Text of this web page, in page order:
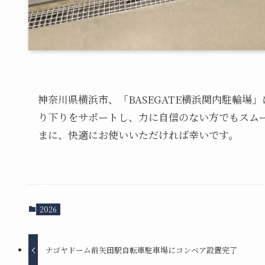
神奈川県横浜市、「BASEGATE横浜関内駐輪場
り下りをサポートし、力に自信のない方でもス
まに、快適にお使いいただければ幸いです。
2026
ナゴヤドーム前矢田駅自転車駐車場にコンベア設置完了